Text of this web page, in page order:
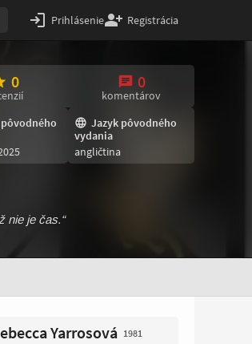
Prihlásenie Registrácia
0 0
komentárov
Jazyk pôvodného
vydania
angličtina
nie je čas.“
Yarrosová 1981